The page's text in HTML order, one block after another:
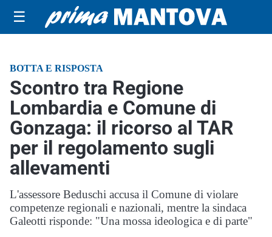
☰
BOTTA E RISPOSTA
Scontro tra Regione
Lombardia e Comune di
Gonzaga: il ricorso al TAR
per il regolamento sugli
allevamenti
L'assessore Beduschi accusa il Comune di violare
competenze regionali e nazionali, mentre la sindaca
Galeotti risponde: "Una mossa ideologica e di parte"